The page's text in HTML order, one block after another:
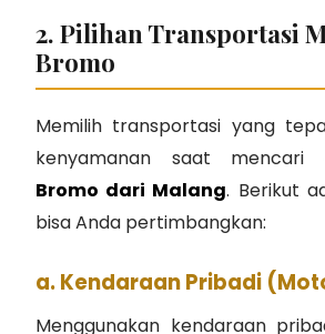
2. Pilihan Transportasi
Bromo
Memilih transportasi yang
kenyamanan saat mencari
Bromo dari Malang. Berikut
bisa Anda pertimbangkan:
a. Kendaraan Pribadi
Menggunakan kendaraan